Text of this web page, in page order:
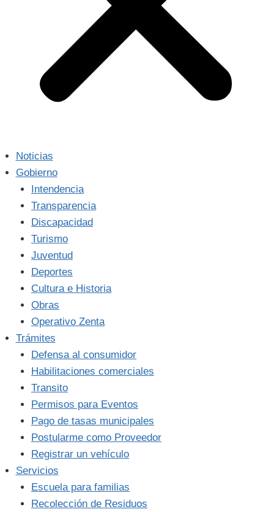
Noticias
Gobierno
Intendencia
Transparencia
Discapacidad
Turismo
Juventud
Deportes
Cultura e Historia
Obras
Operativo Zenta
Trámites
Defensa al consumidor
Habilitaciones comerciales
Transito
Permisos para Eventos
Pago de tasas municipales
Postularme como Proveedor
Registrar un vehículo
Servicios
Escuela para familias
Recolección de Residuos